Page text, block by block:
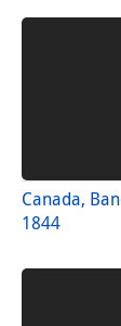
Canada,
1844